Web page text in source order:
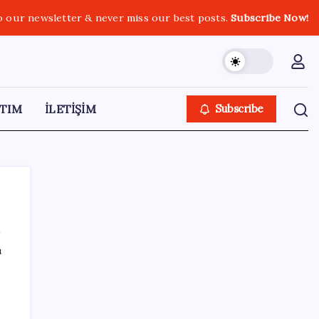
our newsletter & never miss our best posts.Subscribe Now!
İLETİŞİM Subscribe